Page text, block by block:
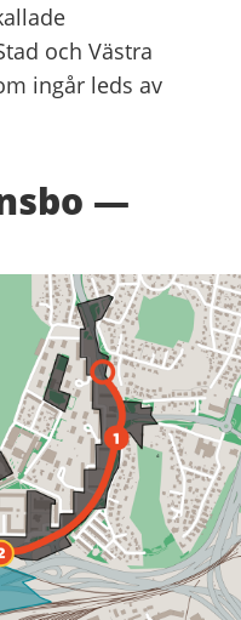
och Västra
ingår leds av
—